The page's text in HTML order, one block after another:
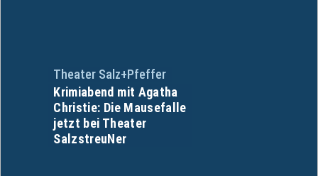
Theater Salz+Pfeffer
Krimiabend mit Agatha
Christie: Die Mausefalle
jetzt bei Theater
SalzstreuNer